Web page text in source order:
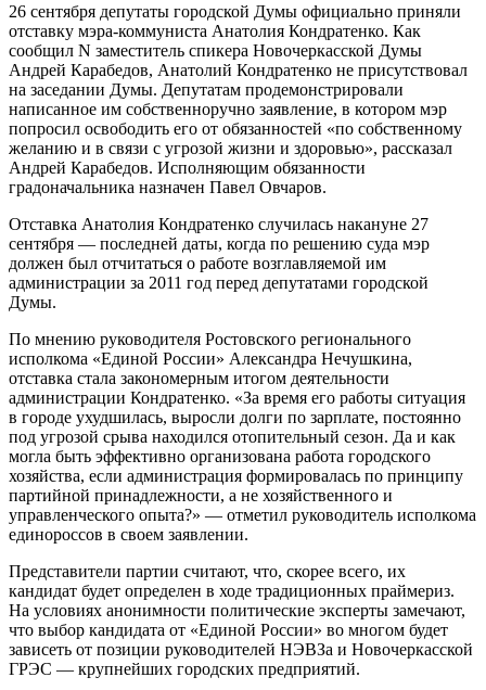
26 сентября депутаты городской Думы официально приняли
отставку мэра-коммуниста Анатолия Кондратенко. Как
сообщил N заместитель спикера Новочеркасской Думы
Андрей Карабедов, Анатолий Кондратенко не присутствовал
на заседании Думы. Депутатам продемонстрировали
написанное им собственноручно заявление, в котором мэр
попросил освободить его от обязанностей «по собственному
желанию и в связи с угрозой жизни и здоровью», рассказал
Андрей Карабедов. Исполняющим обязанности
градоначальника назначен Павел Овчаров.
Отставка Анатолия Кондратенко случилась накануне 27
сентября — последней даты, когда по решению суда мэр
должен был отчитаться о работе возглавляемой им
администрации за 2011 год перед депутатами городской
Думы.
По мнению руководителя Ростовского регионального
исполкома «Единой России» Александра Нечушкина,
отставка стала закономерным итогом деятельности
администрации Кондратенко. «За время его работы ситуация
в городе ухудшилась, выросли долги по зарплате, постоянно
под угрозой срыва находился отопительный сезон. Да и как
могла быть эффективно организована работа городского
хозяйства, если администрация формировалась по принципу
партийной принадлежности, а не хозяйственного и
управленческого опыта?» — отметил руководитель исполкома
единороссов в своем заявлении.
Представители партии считают, что, скорее всего, их
кандидат будет определен в ходе традиционных праймериз.
На условиях анонимности политические эксперты замечают,
что выбор кандидата от «Единой России» во многом будет
зависеть от позиции руководителей НЭВЗа и Новочеркасской
ГРЭС — крупнейших городских предприятий.